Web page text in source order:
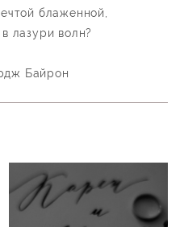
блаженной,
лазури волн?
Байрон